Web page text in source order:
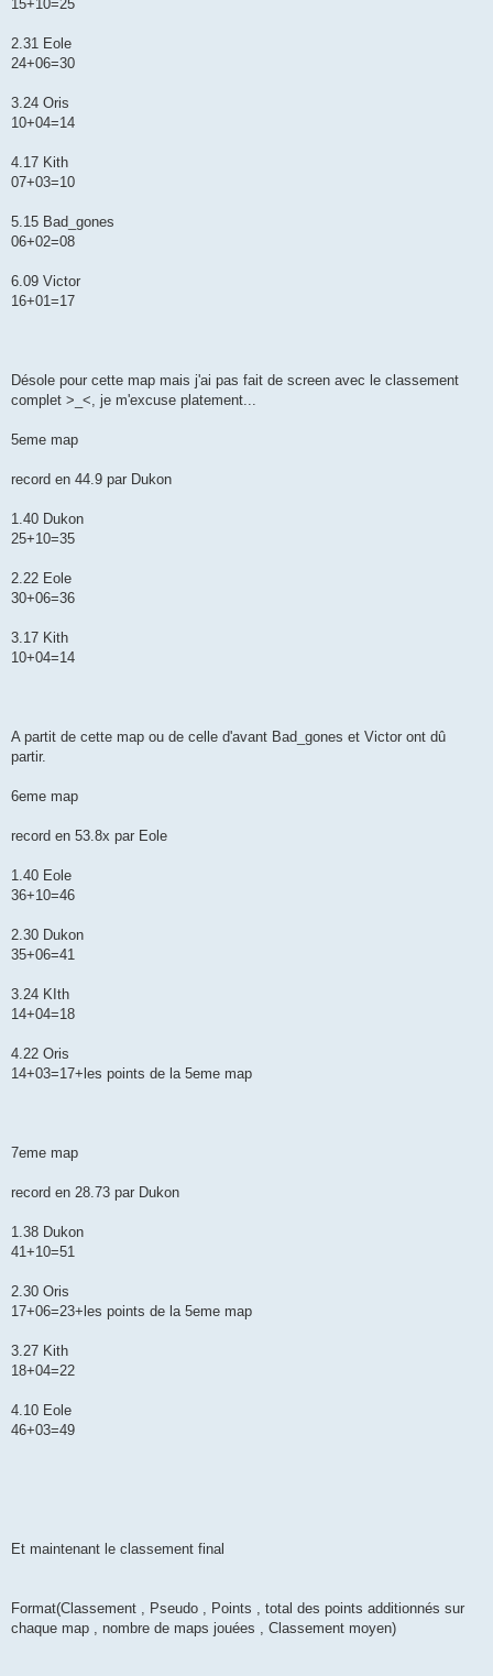
15+10=25
2.31 Eole
24+06=30
3.24 Oris
10+04=14
4.17 Kith
07+03=10
5.15 Bad_gones
06+02=08
6.09 Victor
16+01=17
Désole pour cette map mais j'ai pas fait de screen avec le classement
complet >_<, je m'excuse platement...
5eme map
record en 44.9 par Dukon
1.40 Dukon
25+10=35
2.22 Eole
30+06=36
3.17 Kith
10+04=14
A partit de cette map ou de celle d'avant Bad_gones et Victor ont dû
partir.
6eme map
record en 53.8x par Eole
1.40 Eole
36+10=46
2.30 Dukon
35+06=41
3.24 KIth
14+04=18
4.22 Oris
14+03=17+les points de la 5eme map
7eme map
record en 28.73 par Dukon
1.38 Dukon
41+10=51
2.30 Oris
17+06=23+les points de la 5eme map
3.27 Kith
18+04=22
4.10 Eole
46+03=49
Et maintenant le classement final
Format(Classement , Pseudo , Points , total des points additionnés sur
chaque map , nombre de maps jouées , Classement moyen)